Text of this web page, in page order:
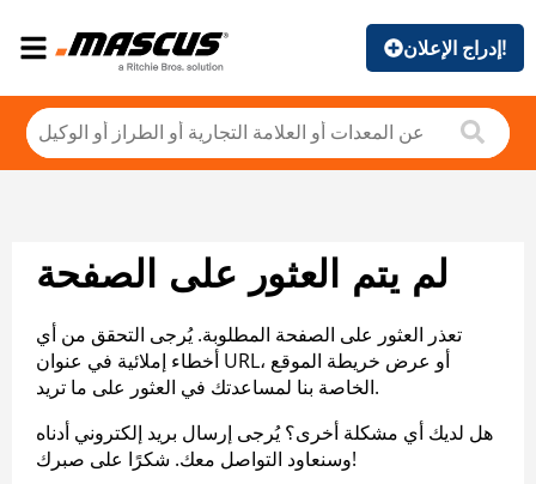
إدراج الإعلان!
لم يتم العثور على الصفحة
تعذر العثور على الصفحة المطلوبة. يُرجى التحقق من أي
أخطاء إملائية في عنوان URL، أو عرض خريطة الموقع
الخاصة بنا لمساعدتك في العثور على ما تريد.
هل لديك أي مشكلة أخرى؟ يُرجى إرسال بريد إلكتروني أدناه
وسنعاود التواصل معك. شكرًا على صبرك!